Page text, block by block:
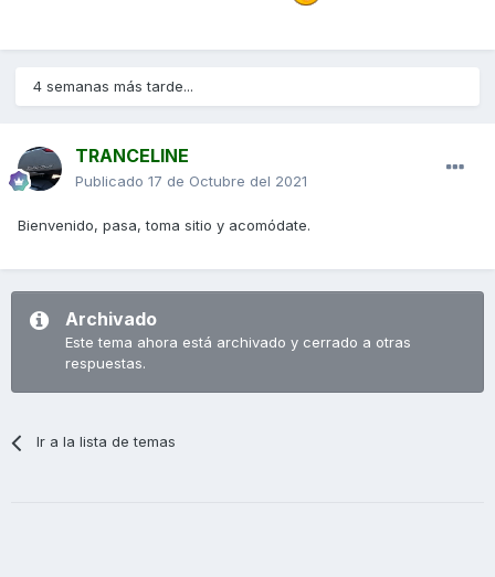
4 semanas más tarde...
TRANCELINE
Publicado 17 de Octubre del 2021
Bienvenido, pasa, toma sitio y acomódate.
Archivado
Este tema ahora está archivado y cerrado a otras
respuestas.
Ir a la lista de temas